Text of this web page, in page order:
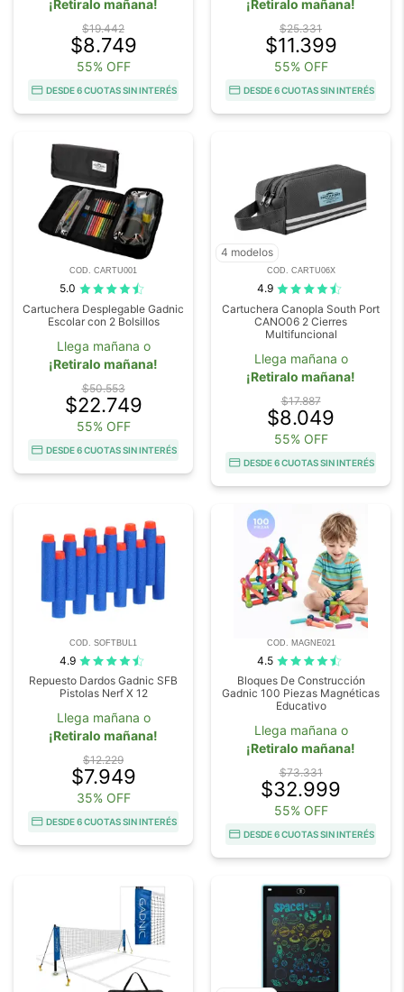
¡Retiralo mañana!
$19.442
$8.749
55% OFF
DESDE 6 CUOTAS SIN INTERÉS
¡Retiralo mañana!
$25.331
$11.399
55% OFF
DESDE 6 CUOTAS SIN INTERÉS
COD. CARTU001
5.0
Cartuchera Desplegable Gadnic
Escolar con 2 Bolsillos
Llega mañana o
¡Retiralo mañana!
$50.553
$22.749
55% OFF
DESDE 6 CUOTAS SIN INTERÉS
4 modelos
COD. CARTU06X
4.9
Cartuchera Canopla South Port
CANO06 2 Cierres
Multifuncional
Llega mañana o
¡Retiralo mañana!
$17.887
$8.049
55% OFF
DESDE 6 CUOTAS SIN INTERÉS
COD. SOFTBUL1
4.9
Repuesto Dardos Gadnic SFB
Pistolas Nerf X 12
Llega mañana o
¡Retiralo mañana!
$12.229
$7.949
35% OFF
DESDE 6 CUOTAS SIN INTERÉS
COD. MAGNE021
4.5
Bloques De Construcción
Gadnic 100 Piezas Magnéticas
Educativo
Llega mañana o
¡Retiralo mañana!
$73.331
$32.999
55% OFF
DESDE 6 CUOTAS SIN INTERÉS